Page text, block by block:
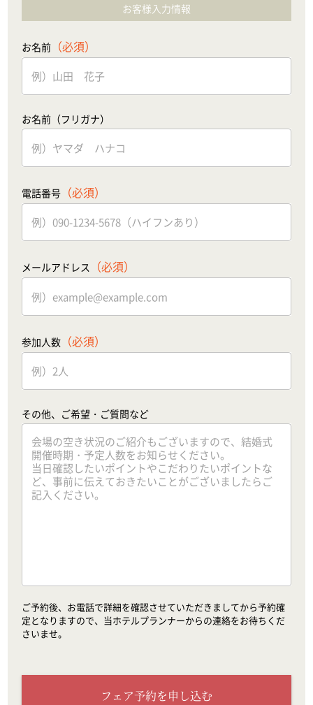
お客様入力情報
お名前 （必須）
お名前（フリガナ）
電話番号 （必須）
メールアドレス （必須）
参加人数 （必須）
その他、ご希望・ご質問など
ご予約後、お電話で詳細を確認させていただきましてから予約確
定となりますので、当ホテルプランナーからの連絡をお待ちくだ
さいませ。
フェア予約を申し込む